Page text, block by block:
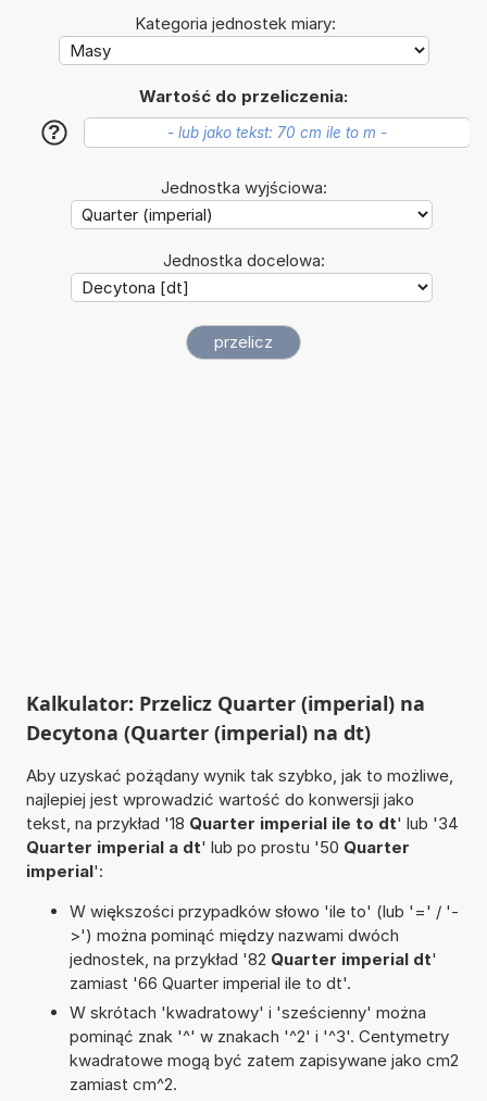
Kategoria jednostek miary:
Wartość do przeliczenia:
?
Jednostka wyjściowa:
Jednostka docelowa:
Kalkulator: Przelicz Quarter (imperial) na
Decytona (Quarter (imperial) na dt)
Aby uzyskać pożądany wynik tak szybko, jak to możliwe,
najlepiej jest wprowadzić wartość do konwersji jako
tekst, na przykład '18 Quarter imperial ile to dt' lub '34
Quarter imperial a dt' lub po prostu '50 Quarter
imperial':
W większości przypadków słowo 'ile to' (lub '=' / '-
>') można pominąć między nazwami dwóch
jednostek, na przykład '82 Quarter imperial dt'
zamiast '66 Quarter imperial ile to dt'.
W skrótach 'kwadratowy' i 'sześcienny' można
pominąć znak '^' w znakach '^2' i '^3'. Centymetry
kwadratowe mogą być zatem zapisywane jako cm2
zamiast cm^2.